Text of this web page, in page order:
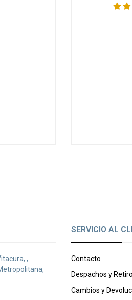
,
SERVICIO AL
Contacto
Despachos y
Cambios y